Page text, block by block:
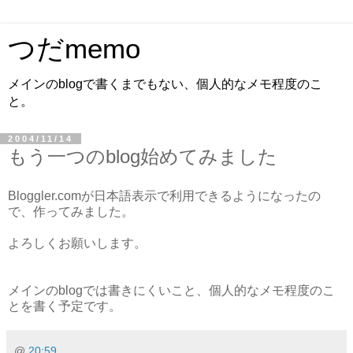
つだmemo
メインのblogで書くまでもない、個人的なメモ程度のこ
と。
2004/11/14
もう一つのblog始めてみました
Bloggler.comが日本語表示で利用できるようになったの
で、作ってみました。
よろしくお願いします。
メインのblogでは書きにくいこと、個人的なメモ程度のこ
とを書く予定です。
@ 20:59